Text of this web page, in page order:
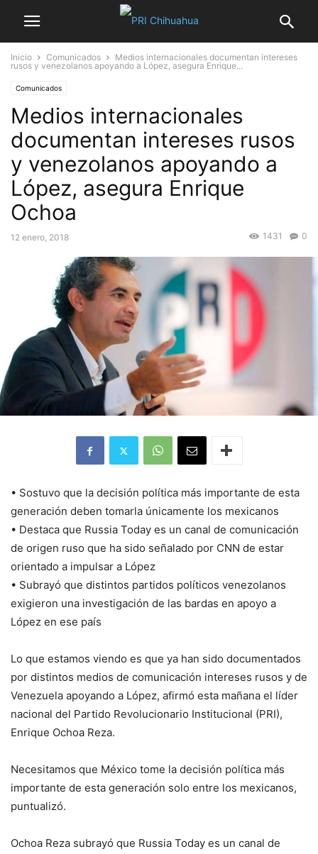
Inicio Comunicados
Medios internacionales documentan intereses
rusos y venezolanos apoyando a López, asegura Enrique...
Comunicados
Medios internacionales
documentan intereses rusos
y venezolanos apoyando a
López, asegura Enrique
Ochoa
12 enero, 2018 0
1431
• Sostuvo que la decisión política más importante de esta
generación deben tomarla únicamente los mexicanos
• Destaca que Russia Today es un canal de comunicación
de origen ruso que ha sido señalado por CNN de estar
orientado a impulsar a López
• Subrayó que distintos partidos políticos venezolanos
exigieron una investigación de las bardas en apoyo a
López en ese país
Lo que estamos viendo es que ya han sido documentados
por distintos medios de comunicación intereses rusos y de
Venezuela apoyando a López, afirmó esta mañana el líder
nacional del Partido Revolucionario Institucional (PRI),
Enrique Ochoa Reza.
Necesitamos que México tome la decisión política más
importante de esta generación solo entre los mexicanos,
puntualizó.
Ochoa Reza subrayó que Russia Today es un canal de